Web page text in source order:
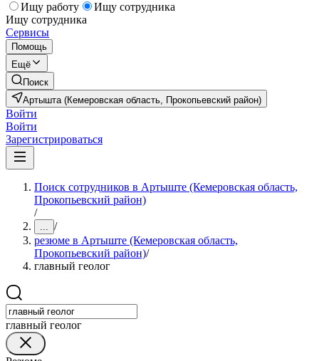
Ищу работу
Ищу сотрудника
Ищу сотрудника
Сервисы
Помощь
Ещё
Поиск
Артышта (Кемеровская область, Прокопьевский район)
Войти
Войти
Зарегистрироваться
Поиск сотрудников в Артыште (Кемеровская область,
Прокопьевский район)
/
... /
резюме в Артыште (Кемеровская область,
Прокопьевский район)/
главный геолог
главный геолог